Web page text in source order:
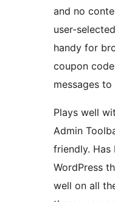
and no
user-
handy for
coupon
messages to
Plays well
Admin
friendly. Has
WordPress
well on all